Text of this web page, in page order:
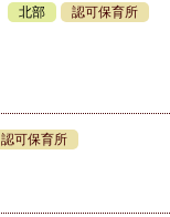
北部 認可保育所
認可保育所